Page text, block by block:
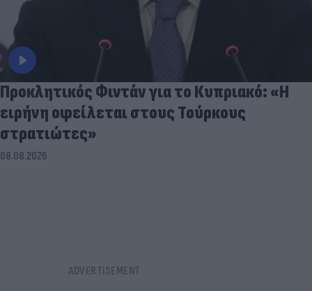
Προκλητικός Φιντάν για το Κυπριακό: «Η
ειρήνη οφείλεται στους Τούρκους
στρατιώτες»
08.08.2026